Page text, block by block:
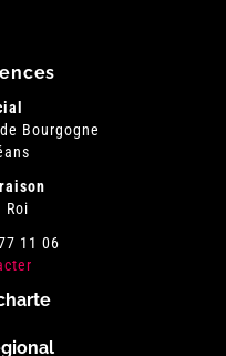
Bourgogne
Roi
11 06